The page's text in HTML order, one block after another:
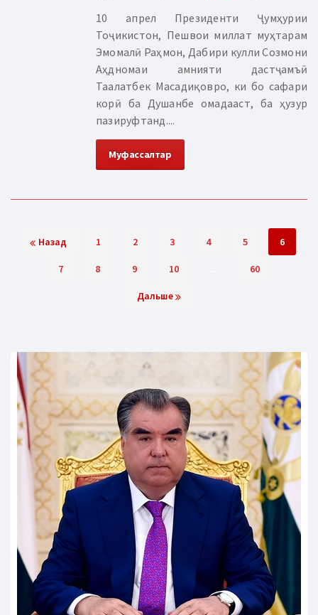
10 апрел Президенти Ҷумҳурии
Тоҷикистон, Пешвои миллат муҳтарам
Эмомалӣ Раҳмон, Дабири кулли Созмони
Аҳдномаи амнияти дастҷамъӣ
Таалатбек Масадиқовро, ки бо сафари
корӣ ба Душанбе омадааст, ба ҳузур
пазируфтанд....
Муфассалтар
Назад 1 2 3 4 5 6
7 8 9 10 60
Дальше